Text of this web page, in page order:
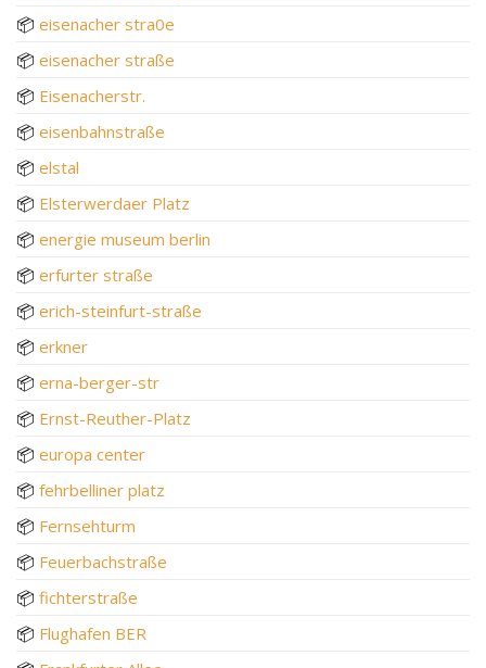
📦 eisenacher stra0e
📦 eisenacher straße
📦 Eisenacherstr.
📦 eisenbahnstraße
📦 elstal
📦 Elsterwerdaer Platz
📦 energie museum berlin
📦 erfurter straße
📦 erich-steinfurt-straße
📦 erkner
📦 erna-berger-str
📦 Ernst-Reuther-Platz
📦 europa center
📦 fehrbelliner platz
📦 Fernsehturm
📦 Feuerbachstraße
📦 fichterstraße
📦 Flughafen BER